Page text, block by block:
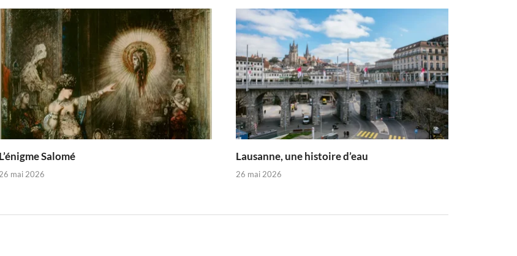
L’énigme Salomé
26 mai 2026
Lausanne, une histoire d’eau
26 mai 2026